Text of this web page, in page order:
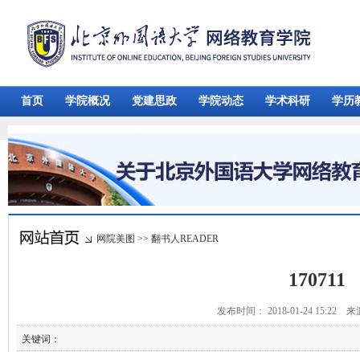
首页 学院概况 党建思政 学院动态 学术科研 学历
网院美图 >> 翻书人READER
170711
发布时间： 2018-01-24 15:22
关键词：